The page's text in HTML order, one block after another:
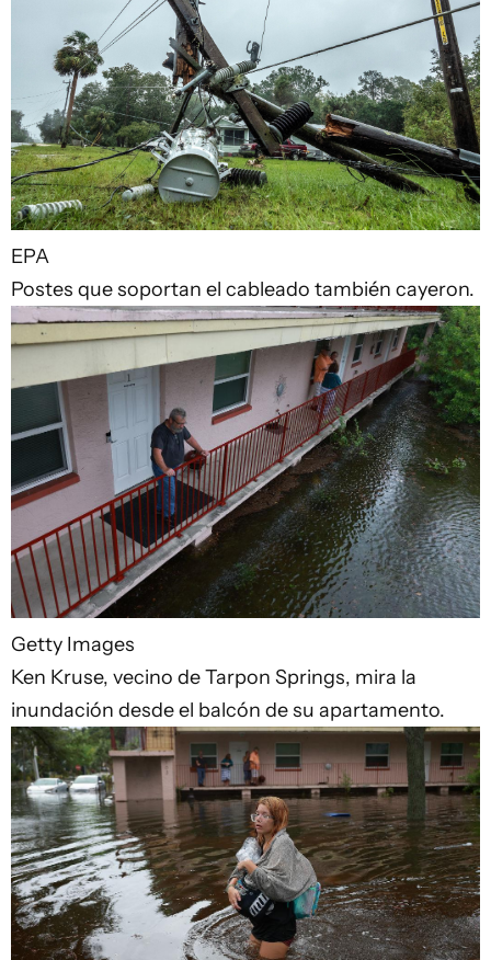
EPA
Postes que soportan el cableado también cayeron.
Getty Images
Ken Kruse, vecino de Tarpon Springs, mira la
inundación desde el balcón de su apartamento.